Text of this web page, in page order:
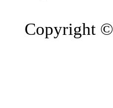
Copyright ©